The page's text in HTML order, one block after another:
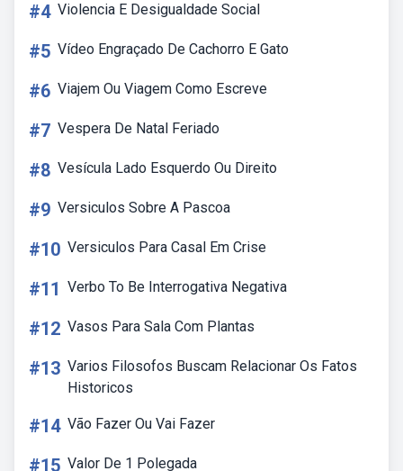
#4 Violencia E Desigualdade Social
#5 Vídeo Engraçado De Cachorro E Gato
#6 Viajem Ou Viagem Como Escreve
#7 Vespera De Natal Feriado
#8 Vesícula Lado Esquerdo Ou Direito
#9 Versiculos Sobre A Pascoa
#10 Versiculos Para Casal Em Crise
#11 Verbo To Be Interrogativa Negativa
#12 Vasos Para Sala Com Plantas
#13 Varios Filosofos Buscam Relacionar Os Fatos
Historicos
#14 Vão Fazer Ou Vai Fazer
#15 Valor De 1 Polegada